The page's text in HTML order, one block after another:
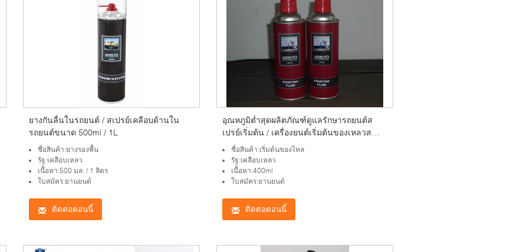
ยางกันลื่นในรถยนต์ / สเปรย์เคลือบด้านใน
รถยนต์ขนาด 500ml / 1L
ชื่อสินค้า:ยางรองพื้น
รัฐ:เคลือบเหลว
เนื้อหา:500 มล. / 1 ​​ลิตร
ใบสมัคร:ยานยนต์
ติดต่อตอนนี้
อุณหภูมิต่ำสุดผลิตภัณฑ์ดูแลรักษารถยนต์ส
เปรย์เริ่มต้น / เครื่องยนต์เริ่มต้นของเหลวส
เปรย์เริ่มต้น
ชื่อสินค้า:เริ่มต้นของไหล
รัฐ:เคลือบเหลว
เนื้อหา:400ml
ใบสมัคร:ยานยนต์
ติดต่อตอนนี้